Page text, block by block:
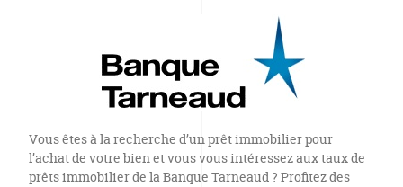
Vous êtes à la recherche d’un prêt immobilier pour
l’achat de votre bien et vous vous intéressez aux taux de
prêts immobilier de la Banque Tarneaud ? Profitez des